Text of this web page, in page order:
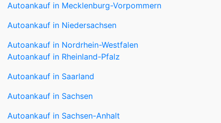
Autoankauf in Mecklenburg-Vorpommern
Autoankauf in Niedersachsen
Autoankauf in Nordrhein-Westfalen
Autoankauf in Rheinland-Pfalz
Autoankauf in Saarland
Autoankauf in Sachsen
Autoankauf in Sachsen-Anhalt